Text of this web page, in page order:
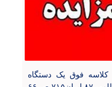
کلاسه فوق یک دستگاه